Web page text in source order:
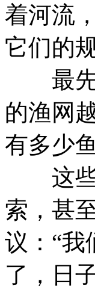
着河流
它们的
最先
的渔网
有多少
这些
索，甚
议：“我
了，日